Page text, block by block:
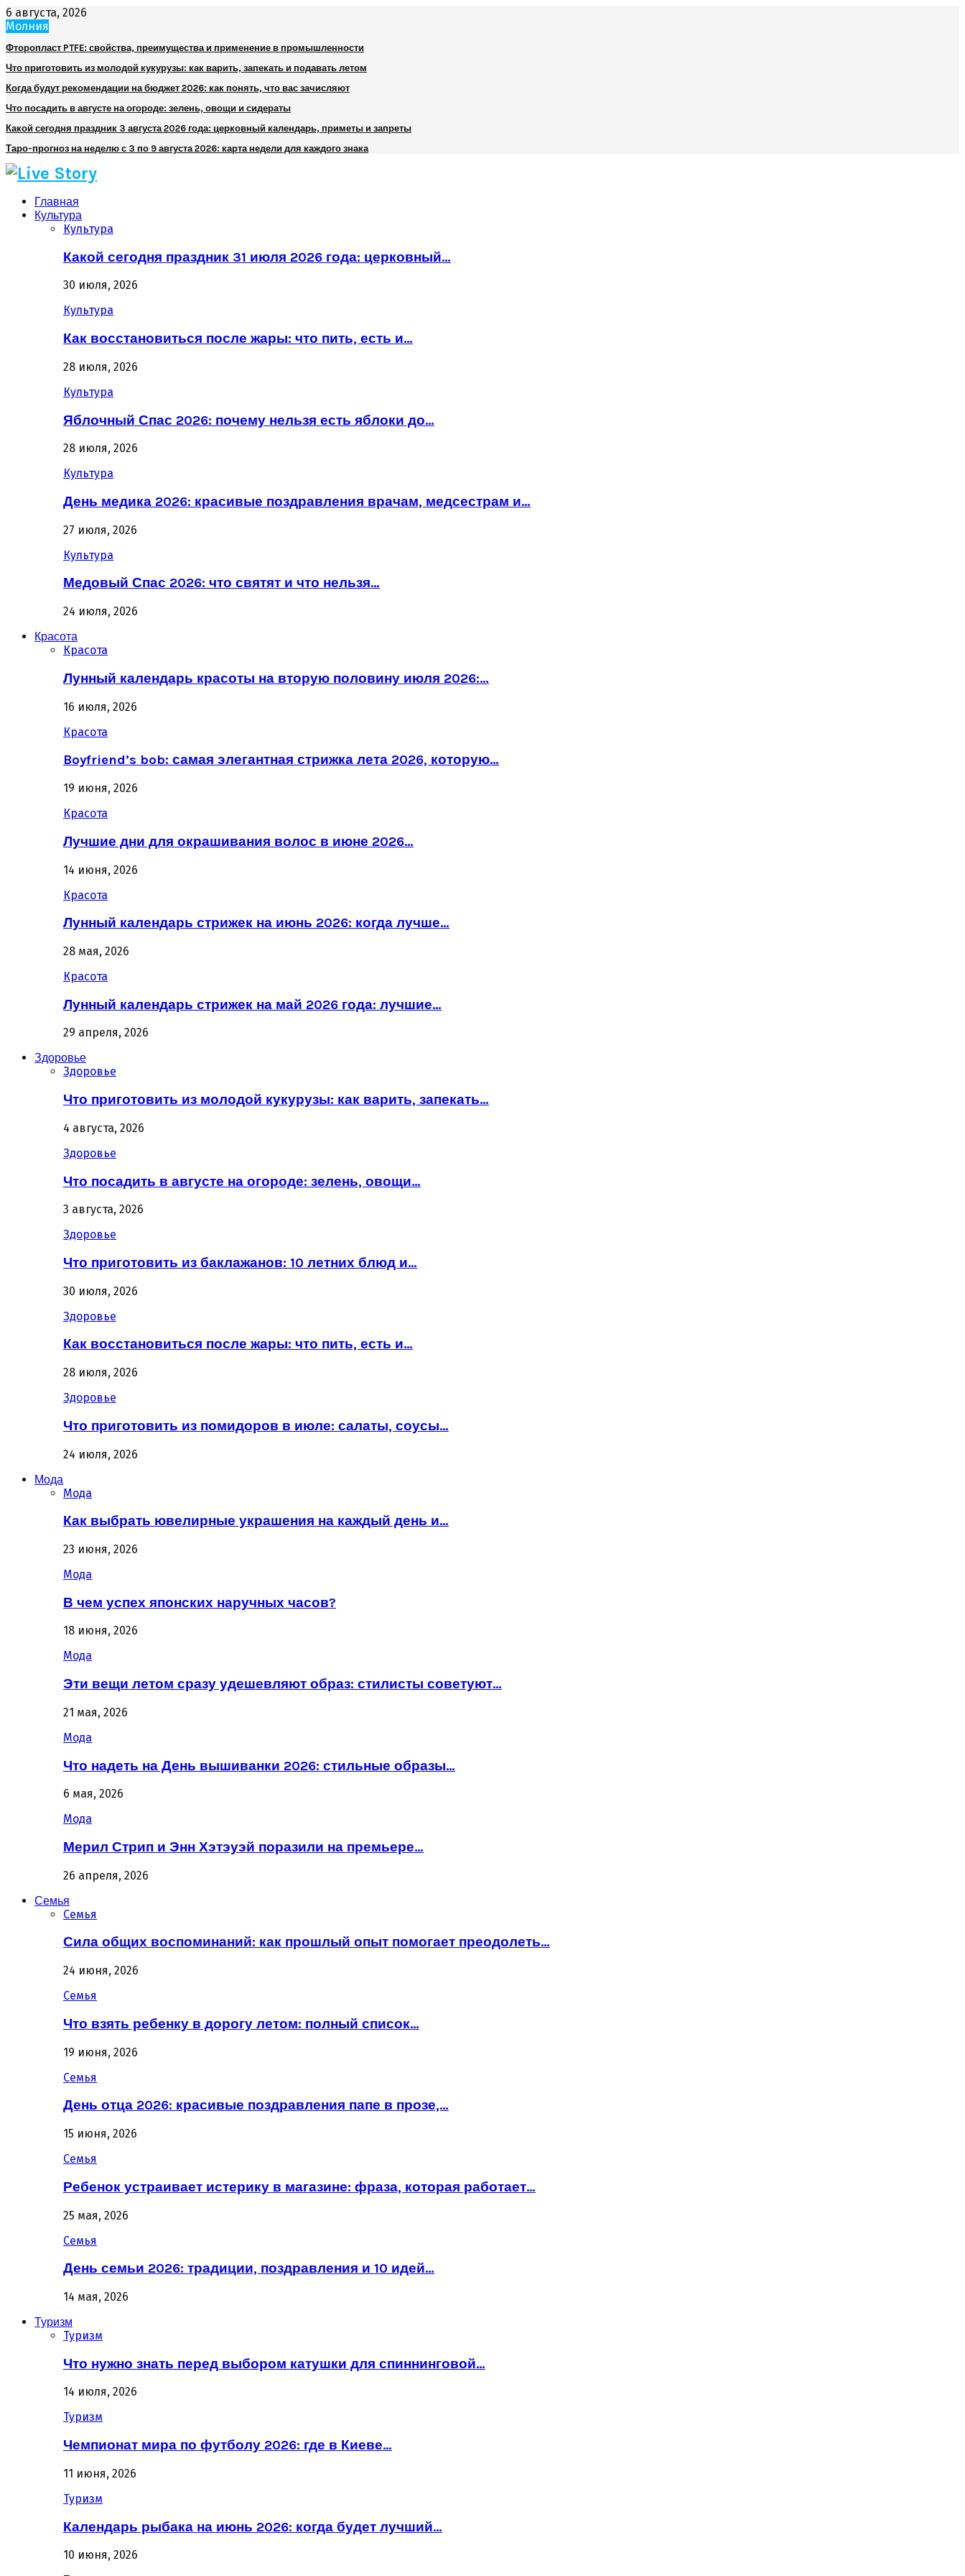
6 августа, 2026
Молния
Фторопласт PTFE: свойства, преимущества и применение в промышленности
Что приготовить из молодой кукурузы: как варить, запекать и подавать летом
Когда будут рекомендации на бюджет 2026: как понять, что вас зачисляют
Что посадить в августе на огороде: зелень, овощи и сидераты
Какой сегодня праздник 3 августа 2026 года: церковный календарь, приметы и запреты
Таро-прогноз на неделю с 3 по 9 августа 2026: карта недели для каждого знака
Главная
Культура
Культура
Какой сегодня праздник 31 июля 2026 года: церковный…
30 июля, 2026
Культура
Как восстановиться после жары: что пить, есть и…
28 июля, 2026
Культура
Яблочный Спас 2026: почему нельзя есть яблоки до…
28 июля, 2026
Культура
День медика 2026: красивые поздравления врачам, медсестрам и…
27 июля, 2026
Культура
Медовый Спас 2026: что святят и что нельзя…
24 июля, 2026
Красота
Красота
Лунный календарь красоты на вторую половину июля 2026:…
16 июля, 2026
Красота
Boyfriend’s bob: самая элегантная стрижка лета 2026, которую…
19 июня, 2026
Красота
Лучшие дни для окрашивания волос в июне 2026…
14 июня, 2026
Красота
Лунный календарь стрижек на июнь 2026: когда лучше…
28 мая, 2026
Красота
Лунный календарь стрижек на май 2026 года: лучшие…
29 апреля, 2026
Здоровье
Здоровье
Что приготовить из молодой кукурузы: как варить, запекать…
4 августа, 2026
Здоровье
Что посадить в августе на огороде: зелень, овощи…
3 августа, 2026
Здоровье
Что приготовить из баклажанов: 10 летних блюд и…
30 июля, 2026
Здоровье
Как восстановиться после жары: что пить, есть и…
28 июля, 2026
Здоровье
Что приготовить из помидоров в июле: салаты, соусы…
24 июля, 2026
Мода
Мода
Как выбрать ювелирные украшения на каждый день и…
23 июня, 2026
Мода
В чем успех японских наручных часов?
18 июня, 2026
Мода
Эти вещи летом сразу удешевляют образ: стилисты советуют…
21 мая, 2026
Мода
Что надеть на День вышиванки 2026: стильные образы…
6 мая, 2026
Мода
Мерил Стрип и Энн Хэтэуэй поразили на премьере…
26 апреля, 2026
Семья
Семья
Сила общих воспоминаний: как прошлый опыт помогает преодолеть…
24 июня, 2026
Семья
Что взять ребенку в дорогу летом: полный список…
19 июня, 2026
Семья
День отца 2026: красивые поздравления папе в прозе,…
15 июня, 2026
Семья
Ребенок устраивает истерику в магазине: фраза, которая работает…
25 мая, 2026
Семья
День семьи 2026: традиции, поздравления и 10 идей…
14 мая, 2026
Туризм
Туризм
Что нужно знать перед выбором катушки для спиннинговой…
14 июля, 2026
Туризм
Чемпионат мира по футболу 2026: где в Киеве…
11 июня, 2026
Туризм
Календарь рыбака на июнь 2026: когда будет лучший…
10 июня, 2026